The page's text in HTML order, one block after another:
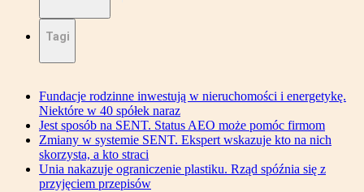
Tagi
Fundacje rodzinne inwestują w nieruchomości i energetykę.
Niektóre w 40 spółek naraz
Jest sposób na SENT. Status AEO może pomóc firmom
Zmiany w systemie SENT. Ekspert wskazuje kto na nich
skorzysta, a kto straci
Unia nakazuje ograniczenie plastiku. Rząd spóźnia się z
przyjęciem przepisów